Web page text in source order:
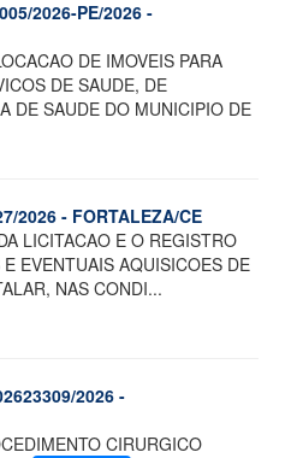
2026-PE/2026 -
DE IMOVEIS PARA
DE SAUDE, DE
DE SAUDE DO MUNICIPIO DE
2026 - FORTALEZA/CE
LICITACAO E O REGISTRO
EVENTUAIS AQUISICOES DE
NAS CONDI...
2026 -
CIRURGICO